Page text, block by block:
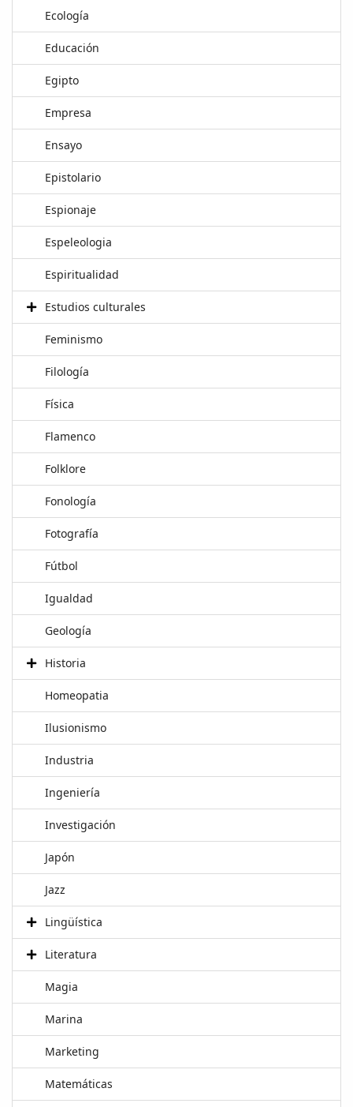
Ecología
Educación
Egipto
Empresa
Ensayo
Epistolario
Espionaje
Espeleologia
Espiritualidad
Estudios culturales
Feminismo
Filología
Física
Flamenco
Folklore
Fonología
Fotografía
Fútbol
Igualdad
Geología
Historia
Homeopatia
Ilusionismo
Industria
Ingeniería
Investigación
Japón
Jazz
Lingüística
Literatura
Magia
Marina
Marketing
Matemáticas